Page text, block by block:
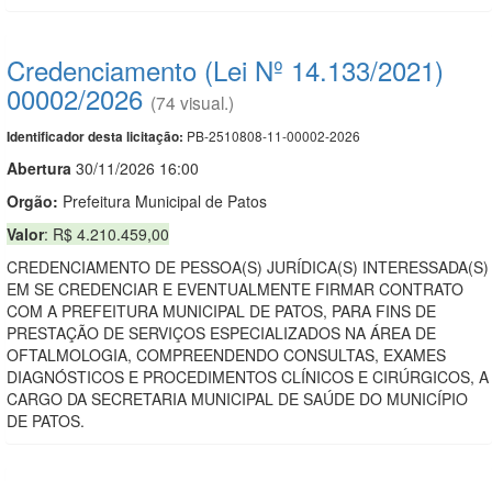
Credenciamento (Lei Nº 14.133/2021)
00002/2026 (74 visual.)
Identificador desta licitação: PB-2510808-11-00002-2026
Abertura 30/11/2026 16:00
Orgão: Prefeitura Municipal de Patos
Valor: R$ 4.210.459,00
CREDENCIAMENTO DE PESSOA(S) JURÍDICA(S) INTERESSADA(S)
EM SE CREDENCIAR E EVENTUALMENTE FIRMAR CONTRATO
COM A PREFEITURA MUNICIPAL DE PATOS, PARA FINS DE
PRESTAÇÃO DE SERVIÇOS ESPECIALIZADOS NA ÁREA DE
OFTALMOLOGIA, COMPREENDENDO CONSULTAS, EXAMES
DIAGNÓSTICOS E PROCEDIMENTOS CLÍNICOS E CIRÚRGICOS, A
CARGO DA SECRETARIA MUNICIPAL DE SAÚDE DO MUNICÍPIO
DE PATOS.